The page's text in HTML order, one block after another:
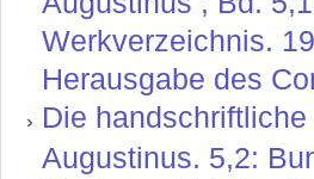
Werkverzeichnis.
Herausgabe des
Die
Augustinus. 5,2: